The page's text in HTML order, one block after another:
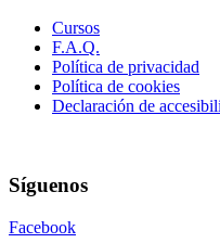
Cursos
F.A.Q.
Política de privacidad
Política de cookies
Declaración de
Síguenos
Facebook